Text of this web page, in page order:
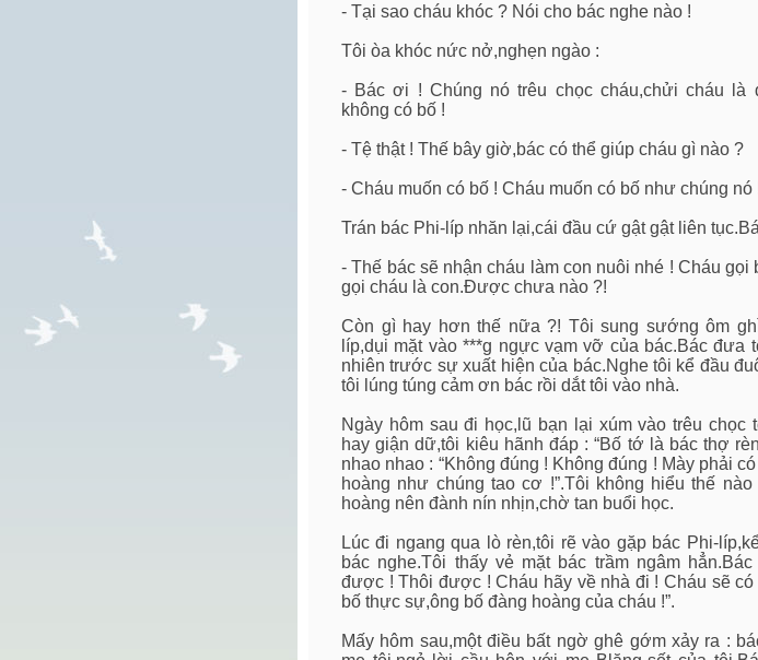
- Tại sao cháu khóc ? Nói cho bác nghe nào !
Tôi òa khóc nức nở,nghẹn ngào :
- Bác ơi ! Chúng nó trêu chọc cháu,chửi cháu là
không có bố !
- Tệ thật ! Thế bây giờ,bác có thể giúp cháu gì nào ?
- Cháu muốn có bố ! Cháu muốn có bố như chúng nó
Trán bác Phi-líp nhăn lại,cái đầu cứ gật gật liên
- Thế bác sẽ nhận cháu làm con nuôi nhé ! Cháu gọi
gọi cháu là con.Được chưa nào ?!
Còn gì hay hơn thế nữa ?! Tôi sung sướng ôm
líp,dụi mặt vào ***g ngực vạm vỡ của bác.Bác đưa
nhiên trước sự xuất hiện của bác.Nghe tôi kể đầu
tôi lúng túng cảm ơn bác rồi dắt tôi vào nhà.
Ngày hôm sau đi học,lũ bạn lại xúm vào trêu chọc
hay giận dữ,tôi kiêu hãnh đáp : “Bố tớ là bác thợ
nhao nhao : “Không đúng ! Không đúng ! Mày phải
hoàng như chúng tao cơ !”.Tôi không hiểu thế
hoàng nên đành nín nhịn,chờ tan buổi học.
Lúc đi ngang qua lò rèn,tôi rẽ vào gặp bác Phi-
bác nghe.Tôi thấy vẻ mặt bác trầm ngâm
được ! Thôi được ! Cháu hãy về nhà đi ! Cháu sẽ có
bố thực sự,ông bố đàng hoàng của cháu !”.
Mấy hôm sau,một điều bất ngờ ghê gớm xảy ra :